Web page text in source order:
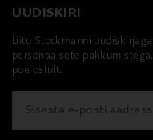
UUDISKIRI
Liitu Stockmanni
personaalsete
poe ostult.